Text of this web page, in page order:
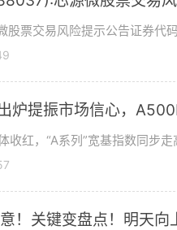
股票交易风险提示公告证券代
炉提振市场信心，
收红，“A系列”宽基指数同步
！关键变盘点！明天向